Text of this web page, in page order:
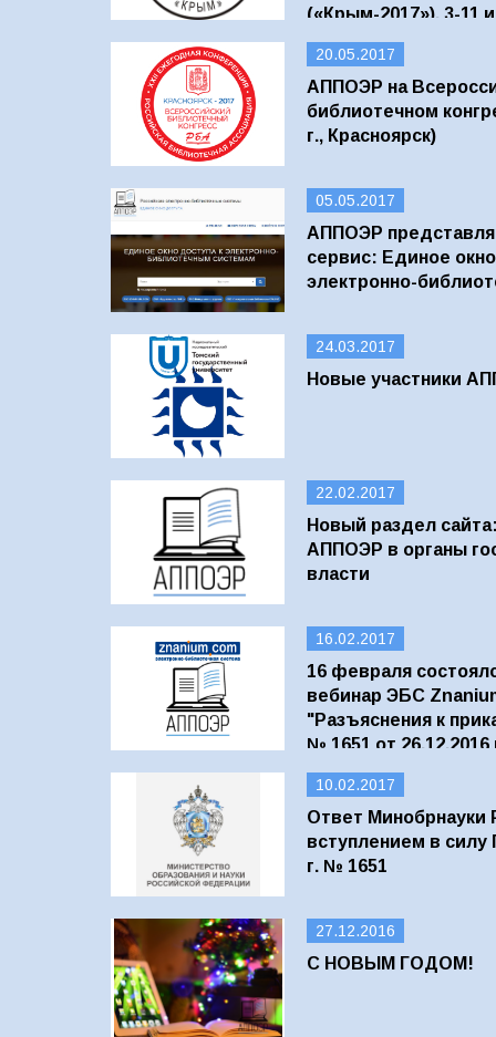
(«Крым-2017»), 3-11
20.05.2017
АППОЭР на
библиотечном
г., Красноярск)
05.05.2017
АППОЭР
сервис: Единое
электронно-
24.03.2017
Новые участники
22.02.2017
Новый раздел
АППОЭР в органы
власти
16.02.2017
16 февраля
вебинар ЭБС
"Разъяснения к
№ 1651 от 26.12.2016
10.02.2017
Ответ Минобрнауки
вступлением в силу
г. № 1651
27.12.2016
С НОВЫМ ГОДОМ!